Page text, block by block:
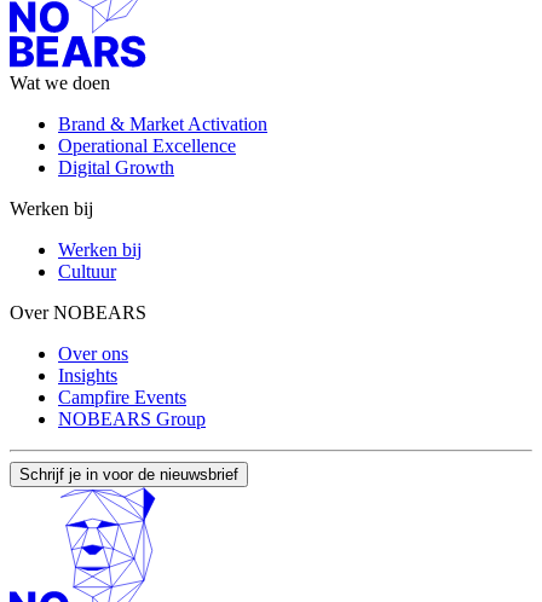
Wat we doen
Brand & Market Activation
Operational Excellence
Digital Growth
Werken bij
Werken bij
Cultuur
Over NOBEARS
Over ons
Insights
Campfire Events
NOBEARS Group
Schrijf je in voor de nieuwsbrief